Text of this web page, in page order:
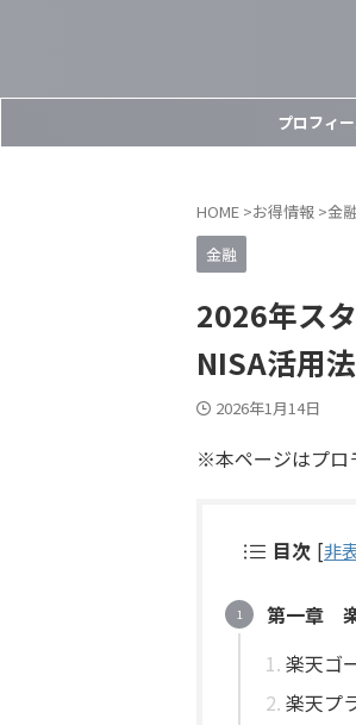
プロフィ
HOME >お得情報 >金融
金融
2026年ス
NISA活用
2026年1月14日
※本ページはプロ
目次 [非
第一章
楽天ゴ
楽天プ